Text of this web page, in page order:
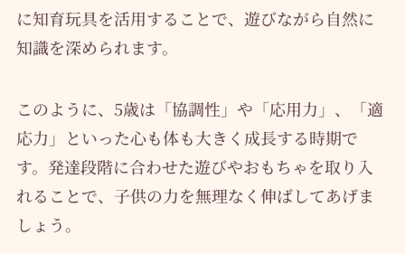
に知育玩具を活用することで、遊びながら自然に
知識を深められます。
このように、5歳は「協調性」や「応用力」、「適
応力」といった心も体も大きく成長する時期で
す。発達段階に合わせた遊びやおもちゃを取り入
れることで、子供の力を無理なく伸ばしてあげま
しょう。